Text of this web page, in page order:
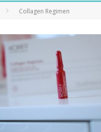
Collagen Regimen